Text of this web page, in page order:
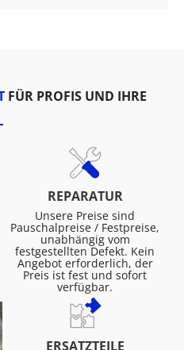
FÜR PROFIS UND IHRE
REPARATUR
Unsere Preise sind
Pauschalpreise / Festpreise,
unabhängig vom
festgestellten Defekt. Kein
Angebot erforderlich, der
Preis ist fest und sofort
verfügbar.
ERSATZTEILE